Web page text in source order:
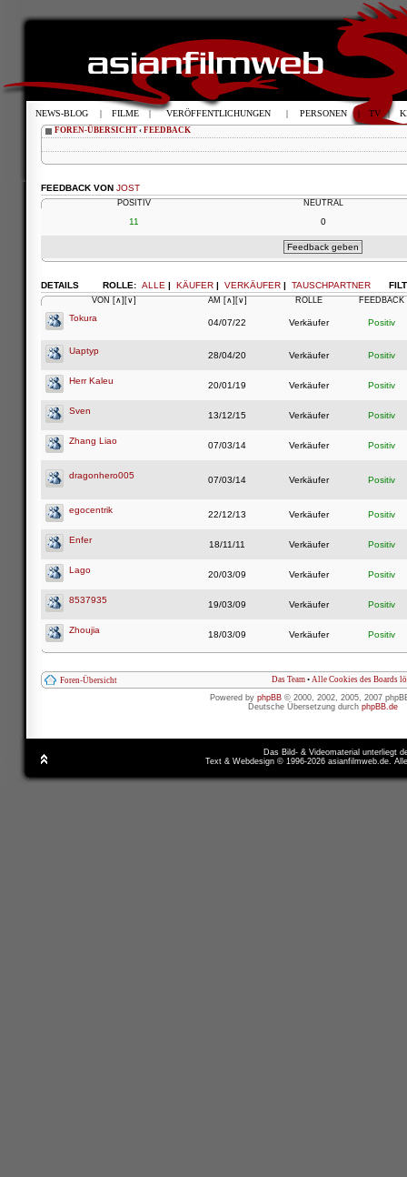
FOREN-ÜBERSICHT ‹ FEEDBACK
FEEDBACK VON JOST
POSITIV NEUTRAL
11 0
ROLLE: ALLE | KÄUFER | VERKÄUFER | TAUSCHPARTNER
DETAILS
VON [∧] [∨] AM [∧] [∨] ROLLE FEEDBACK
Tokura 04/07/22 Verkäufer Positiv
Uaptyp 28/04/20 Verkäufer Positiv
Herr Kaleu 20/01/19 Verkäufer Positiv
Sven 13/12/15 Verkäufer Positiv
Zhang Liao 07/03/14 Verkäufer Positiv
dragonhero005 07/03/14 Verkäufer Positiv
egocentrik 22/12/13 Verkäufer Positiv
Enfer 18/11/11 Verkäufer Positiv
Lago 20/03/09 Verkäufer Positiv
8537935 19/03/09 Verkäufer Positiv
Zhoujia 18/03/09 Verkäufer Positiv
Foren-Übersicht Das Team • Alle Cookies des Boards
Powered by phpBB © 2000, 2002, 2005, 2007
Deutsche Übersetzung durch phpBB.de
Das Bild- & Videomaterial unterliegt
Text & Webdesign © 1996-2026 asianfilmweb.de.
NEWS-BLOG | FILME | VERÖFFENTLICHUNGEN | PERSONEN | TV |